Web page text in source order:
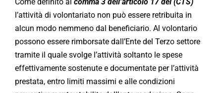
l’attività di volontariato non può essere retribuita in
alcun modo nemmeno dal beneficiario. Al volontario
possono essere rimborsate dall’Ente del Terzo settore
tramite il quale svolge l’attività soltanto le spese
effettivamente sostenute e documentate per l’attività
prestata, entro limiti massimi e alle condizioni